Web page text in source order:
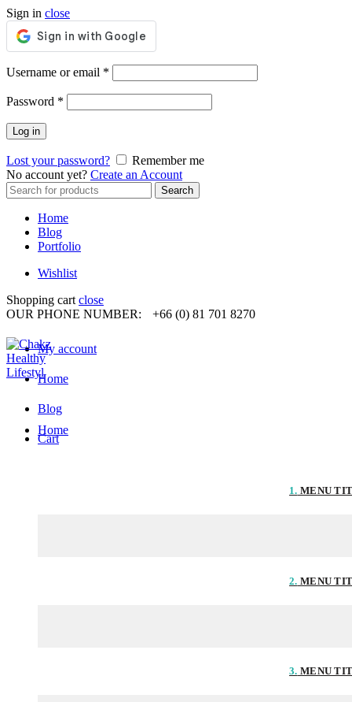
Sign in close
Username or email *
Password *
Log in
Lost your password?
Remember me
No account yet? Create an Account
Search
for:
Search
Home
Blog
Portfolio
Wishlist
Shopping cart close
OUR PHONE NUMBER:
+66 (0) 81 701 8270
My account
Home
Blog
Cart
Home
1. MENU
2. MENU
3. MENU